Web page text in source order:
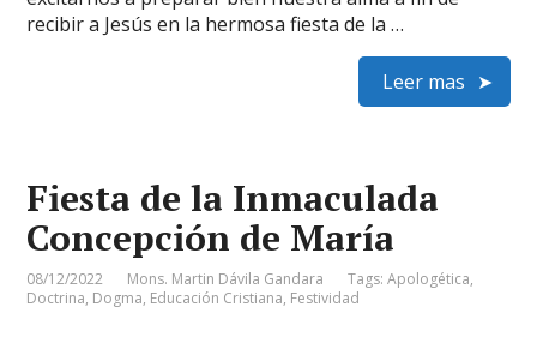
recibir a Jesús en la hermosa fiesta de la …
Leer mas
Fiesta de la Inmaculada
Concepción de María
08/12/2022 Mons. Martin Dávila Gandara Tags:Apologética,
Doctrina, Dogma, Educación Cristiana, Festividad